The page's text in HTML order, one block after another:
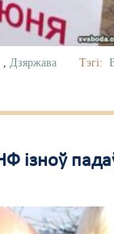
Дзяржава Тэгі:
ізноў